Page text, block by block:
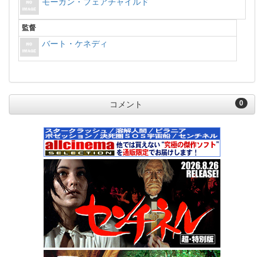
監督
バート・ケネディ
0
コメント